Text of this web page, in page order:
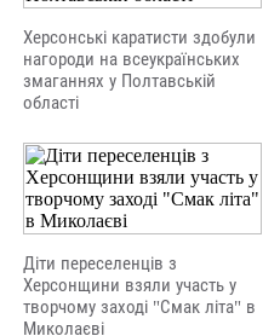
Херсонські каратисти здобули
нагороди на всеукраїнських
змаганнях у Полтавській
області
Діти переселенців з
Херсонщини взяли участь у
творчому заході "Смак літа" в
Миколаєві